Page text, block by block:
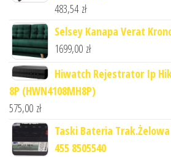
483,54 zł
Selsey Kanapa Verat
1699,00 zł
Hiwatch Rejestrator Ip
8P (HWN4108MH8P)
575,00 zł
Taski Bateria
455 8505540